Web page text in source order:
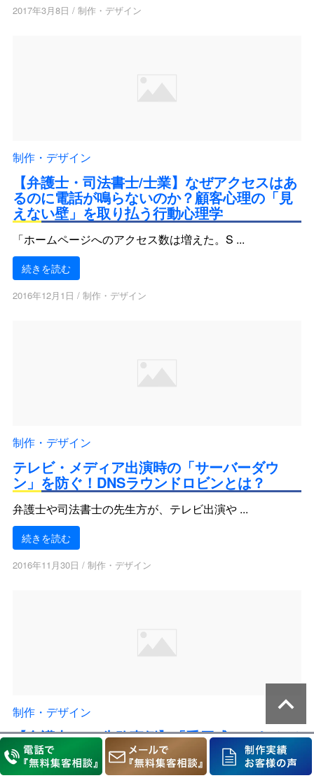
2017年3月8日 / 制作・デザイン
制作・デザイン
【弁護士・司法書士/士業】なぜアクセスはあ
るのに電話が鳴らないのか？顧客心理の「見
えない壁」を取り払う行動心理学
「ホームページへのアクセス数は増えた。S ...
続きを読む
2016年12月1日 / 制作・デザイン
制作・デザイン
テレビ・メディア出演時の「サーバーダウ
ン」を防ぐ！DNSラウンドロビンとは？
弁護士や司法書士の先生方が、テレビ出演や ...
続きを読む
2016年11月30日 / 制作・デザイン
制作・デザイン
【弁護士HPの失敗事例】「重厚感」のあるデ
ザインが、実は集客を殺している？色とコン
バージョンの意外な関係
keyboard_arrow_up